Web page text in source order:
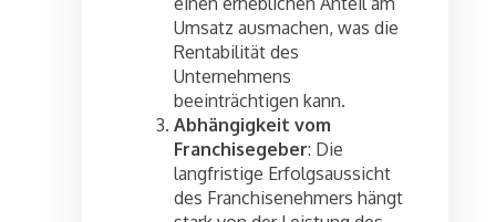
Umsatz ausmachen, was die
Rentabilität des
Unternehmens
beeinträchtigen kann.
Abhängigkeit vom
Franchisegeber: Die
langfristige Erfolgsaussicht
des Franchisenehmers hängt